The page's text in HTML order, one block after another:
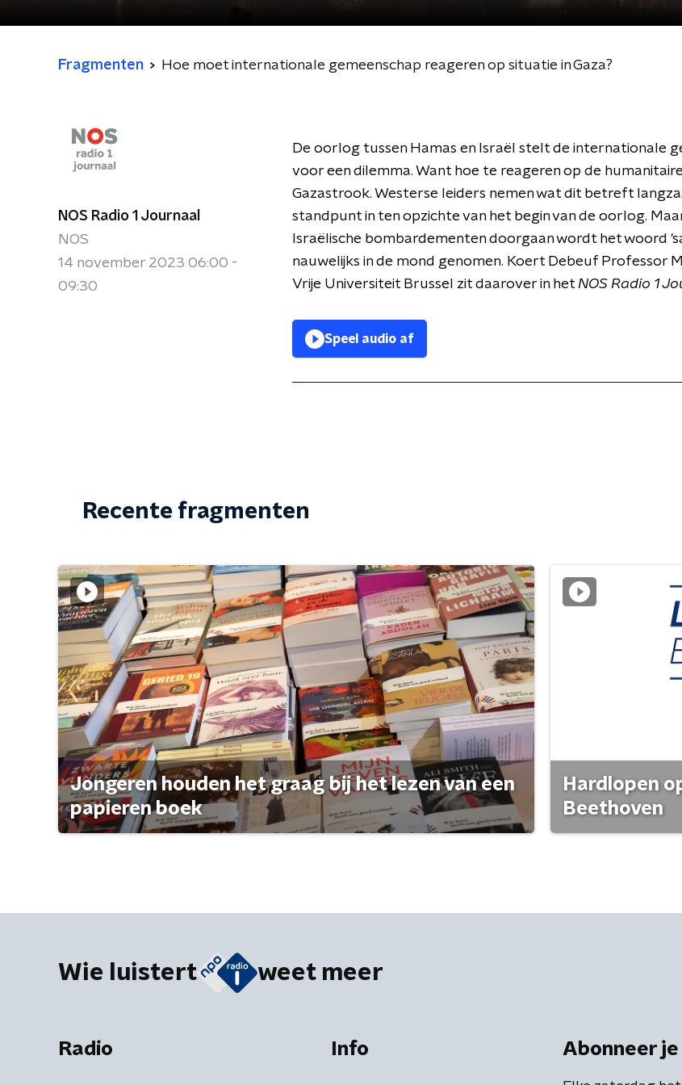
Fragmenten Hoe moet internationale gemeenschap reageren op situatie in Gaza?
NOS Radio 1 Journaal
NOS
14 november 2023 06:00 -
09:30
De oorlog tussen Hamas en Israël stelt de internationale
voor een dilemma. Want hoe te reageren op de
Gazastrook. Westerse leiders nemen wat dit betreft
standpunt in ten opzichte van het begin van de oorlog.
Israëlische bombardementen doorgaan wordt het woord
nauwelijks in de mond genomen. Koert Debeuf Professor
Vrije Universiteit Brussel zit daarover in het NOS Radio 1
Speel audio af
Recente fragmenten
Jongeren houden het graag bij het lezen van een
papieren boek
Hardlopen
Beethoven
Wie luistert weet meer
Radio Info Abonneer